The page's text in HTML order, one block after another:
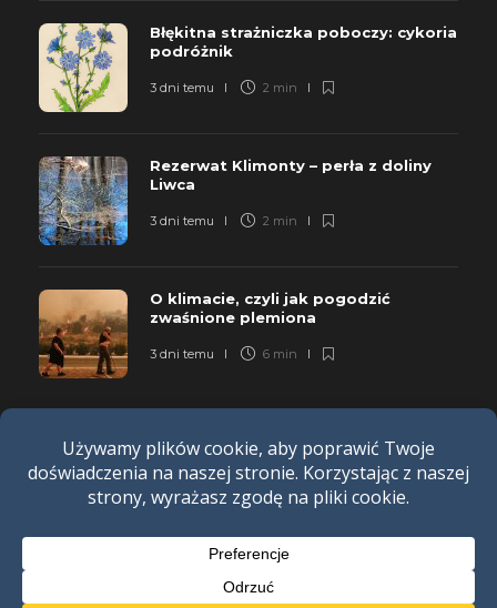
Błękitna strażniczka poboczy: cykoria
podróżnik
3 dni temu 2 min
Rezerwat Klimonty – perła z doliny
Liwca
3 dni temu 2 min
O klimacie, czyli jak pogodzić
zwaśnione plemiona
3 dni temu 6 min
POLITYKA PRYWATNOŚCI REGULAMIN